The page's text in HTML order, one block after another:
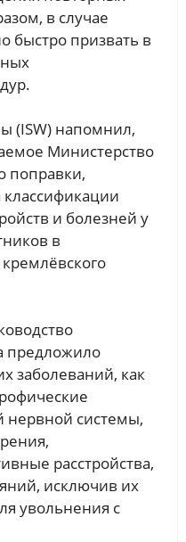
в случае
быстро призвать в
(ISW) напомнил,
Министерство
поправки,
и болезней у
в
предложило
заболеваний, как
нервной системы,
расстройства,
исключив их
увольнения с